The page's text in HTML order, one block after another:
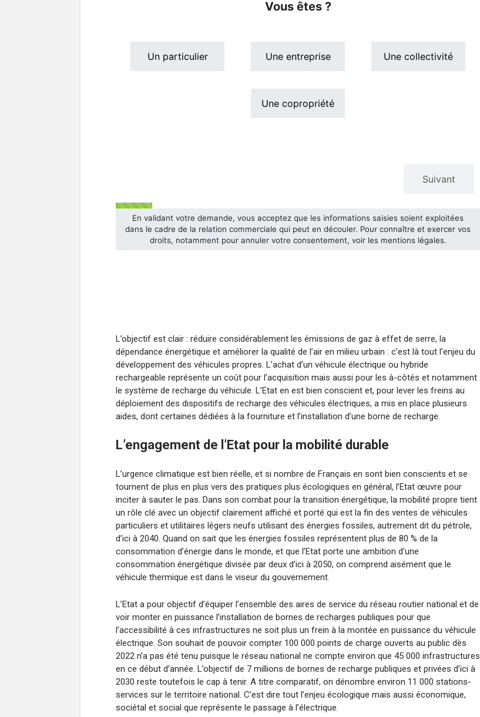
L’objectif est clair : réduire considérablement les émissions de gaz à effet de serre, la
dépendance énergétique et améliorer la qualité de l’air en milieu urbain : c’est là tout l’enjeu du
développement des véhicules propres. L’achat d’un véhicule électrique ou hybride
rechargeable représente un coût pour l’acquisition mais aussi pour les à-côtés et notamment
le système de recharge du véhicule. L’Etat en est bien conscient et, pour lever les freins au
déploiement des dispositifs de recharge des véhicules électriques, a mis en place plusieurs
aides, dont certaines dédiées à la fourniture et l’installation d’une borne de recharge.
L’engagement de l’Etat pour la mobilité durable
L’urgence climatique est bien réelle, et si nombre de Français en sont bien conscients et se
tournent de plus en plus vers des pratiques plus écologiques en général, l’Etat œuvre pour
inciter à sauter le pas. Dans son combat pour la transition énergétique, la mobilité propre tient
un rôle clé avec un objectif clairement affiché et porté qui est la fin des ventes de véhicules
particuliers et utilitaires légers neufs utilisant des énergies fossiles, autrement dit du pétrole,
d’ici à 2040. Quand on sait que les énergies fossiles représentent plus de 80 % de la
consommation d’énergie dans le monde, et que l’Etat porte une ambition d’une
consommation énergétique divisée par deux d’ici à 2050, on comprend aisément que le
véhicule thermique est dans le viseur du gouvernement.
L’Etat a pour objectif d’équiper l’ensemble des aires de service du réseau routier national et de
voir monter en puissance l’installation de bornes de recharges publiques pour que
l’accessibilité à ces infrastructures ne soit plus un frein à la montée en puissance du véhicule
électrique. Son souhait de pouvoir compter 100 000 points de charge ouverts au public dès
2022 n’a pas été tenu puisque le réseau national ne compte environ que 45 000 infrastructures
en ce début d’année. L’objectif de 7 millions de bornes de recharge publiques et privées d’ici à
2030 reste toutefois le cap à tenir. A titre comparatif, on dénombre environ 11 000 stations-
services sur le territoire national. C’est dire tout l’enjeu écologique mais aussi économique,
sociétal et social que représente le passage à l’électrique.